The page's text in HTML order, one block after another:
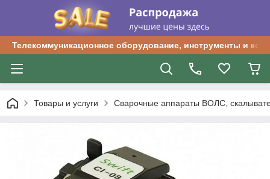
Телекоммуникационное оборудование, инструменты и
Товары и услуги Сварочные аппараты ВОЛС,